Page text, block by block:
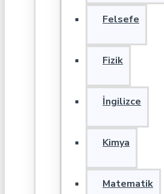
Felsefe
Fizik
İngilizce
Kimya
Matematik